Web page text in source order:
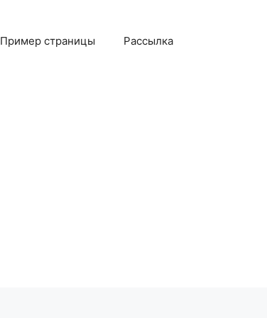
Пример страницы Рассылка